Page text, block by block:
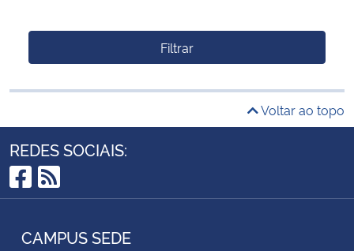
Filtrar
Voltar ao topo
REDES SOCIAIS:
Facebook
RSS
CAMPUS SEDE